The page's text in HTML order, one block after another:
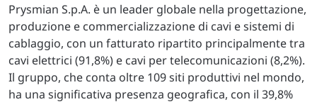
Prysmian S.p.A. è un leader globale nella progettazione,
produzione e commercializzazione di cavi e sistemi di
cablaggio, con un fatturato ripartito principalmente tra
cavi elettrici (91,8%) e cavi per telecomunicazioni (8,2%).
Il gruppo, che conta oltre 109 siti produttivi nel mondo,
ha una significativa presenza geografica, con il 39,8%